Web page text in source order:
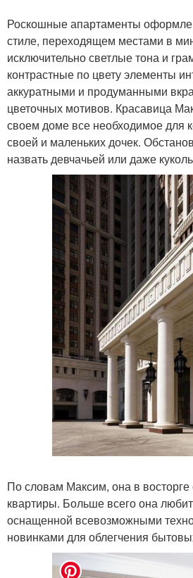
Роскошные апартаменты
стиле, переходящем местами в
исключительно светлые тона и
контрастные по цвету элементы
аккуратными и продуманными
цветочных мотивов. Красавица
своем доме все необходимое для
своей и маленьких дочек.
назвать девчачьей или даже
По словам Максим, она в восторге
квартиры. Больше всего она
оснащенной всевозможными
новинками для облегчения